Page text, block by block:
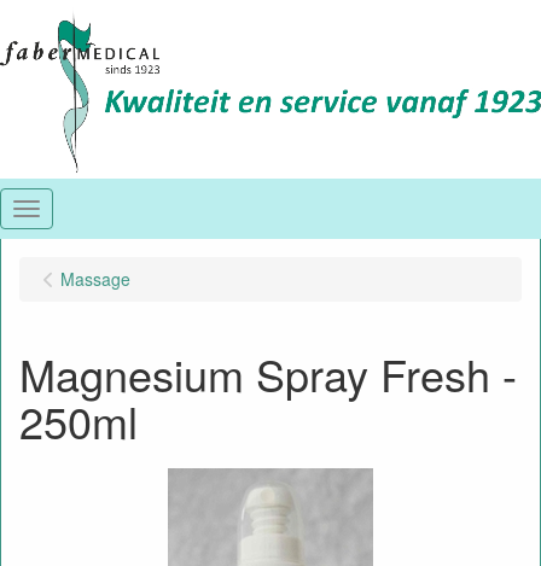
Menu
Massage
Magnesium Spray Fresh -
250ml